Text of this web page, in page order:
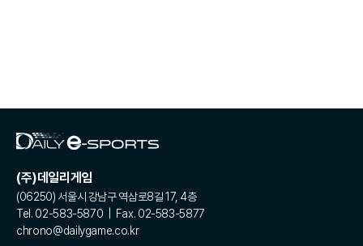
(주)데일리게임
(06250) 서울시 강남구 역삼로8길 17, 4층
Tel. 02-583-5870 | Fax. 02-583-5877
chrono@dailygame.co.kr